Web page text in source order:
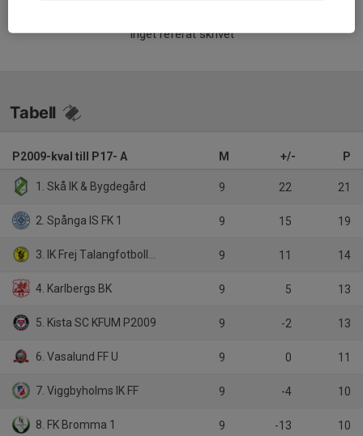
Inget referat skrivet
Tabell
P2009-kval till P17- A M +/- P
1. Skå IK & Bygdegård 9 22 21
2. Spånga IS FK 1 9 15 19
3. IK Frej Talangfotbollsförening 9 11 14
4. Karlbergs BK 9 5 13
5. Kista SC KFUM P2009 9 -2 13
6. Vasalund FF U 9 0 11
7. Viggbyholms IK FF 9 -4 10
8. FK Bromma 1 9 -13 10